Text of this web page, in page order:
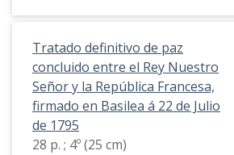
Tratado definitivo de paz
concluido entre el Rey Nuestro
Señor y la República Francesa,
firmado en Basilea á 22 de Julio
de 1795
28 p. ; 4º (25 cm)